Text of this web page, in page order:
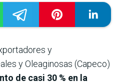
y
y Oleaginosas (Capeco)
de casi 30 % en la